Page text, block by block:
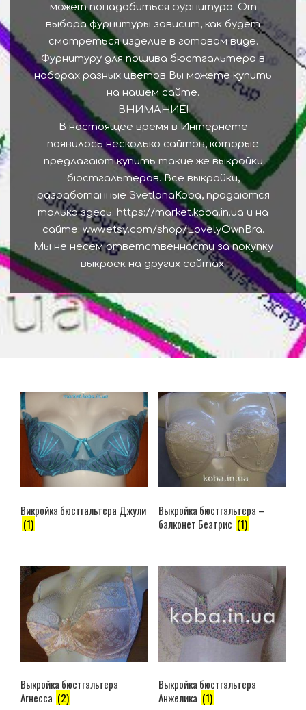
может понадобиться фурнитура. От
выбора фурнитуры зависит, как будет
смотреться изделие в готовом виде.
Фурнитуру для пошива бюстгальтера в
наборах разных цветов Вы можете купить
на нашем сайте.
ВНИМАНИЕ!
В настоящее время в Интернете
появилось несколько сайтов, которые
предлагают купить такие же выкройки
бюстгальтеров. Все выкройки,
разработанные SvetlanaKoba, продаются
только здесь: https://market.koba.in.ua и на
сайте: www.etsy.com/shop/LovelyOwnBra.
Мы не несем ответственности за покупку
выкроек на других сайтах.
Викройка бюстгальтера Джули
(1)
Выкройка бюстгальтера –
балконет Беатрис (1)
Выкройка бюстгальтера
Агнесса (2)
Выкройка бюстгальтера
Анжелика (1)